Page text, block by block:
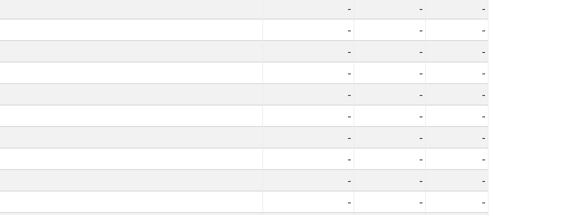
- -
-
- -
-
- -
-
- -
-
- -
-
- -
-
- -
-
- -
-
- -
-
- -
-